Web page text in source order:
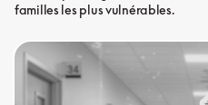
familles les plus vulnérables.